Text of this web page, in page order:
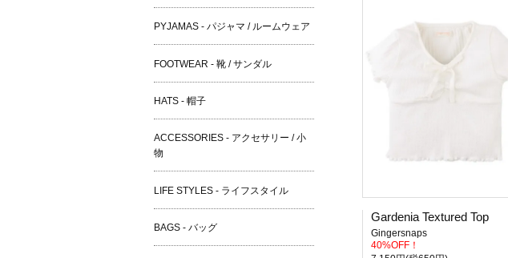
Gardenia Textured Top
Gingersnaps
40%OFF！
PYJAMAS - パジャマ / ルームウェア
FOOTWEAR - 靴 / サンダル
HATS - 帽子
ACCESSORIES - アクセサリー / 小
物
LIFE STYLES - ライフスタイル
BAGS - バッグ